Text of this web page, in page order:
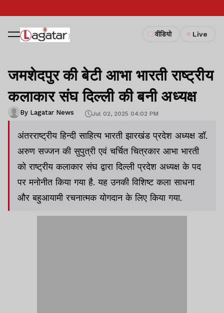
वीडियो Live
जमशेदपुर की बेटी आभा भारती राष्ट्रीय
कलाकार संघ दिल्ली की बनी अध्यक्ष
By Lagatar News Jul 02, 2025 04:02 PM
अंतरराष्ट्रीय हिन्दी साहित्य भारती झारखंड प्रदेश अध्यक्ष डॉ.
अरुण सज्जन की सुपुत्री एवं चर्चित चित्रकार आभा भारती
को राष्ट्रीय कलाकार संघ द्वारा दिल्ली प्रदेश अध्यक्ष के पद
पर मनोनीत किया गया है. यह उनकी विशिष्ट कला साधना
और बहुआयामी रचनात्मक योगदान के लिए किया गया.